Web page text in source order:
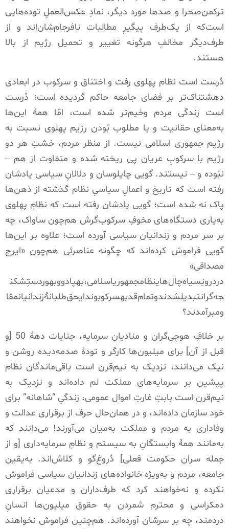
ترکمن‌صحرا و صدها مورد دیگر، نمادِ عکس‌العملِ توده‌هایی
است‌که از یک‌طرف پیگیرِ مطالبات نافرجام‌شان‌اند و از
طرف‌دیگر مخالفِ هرگونه تغییر و تحمیل رژیم از بالا
هستند.
دُرست است نظام پهلوی رفت و اختناق و سرکوب در ابعادی
دهشتناک‌تر بر فضای جامعه حاکم گردیده است؛ دُرست
است زندگی مردم وخیم‌تر شده است، امّا همۀ این‌ها
به‌معنای حقانیت و یا مطلوب بُودن رژیم پهلوی نسبت به
رژیم جمهوری اسلامی نیست. از منظر مردم، خشتِ هر دو
رژیم با سرکوبِ عریان پی ریخته شده و متفاوت از هم –
نبُوده و – نیستند.گویی چاپلوسان و دلالانِ سیاسی یادشان
رفته است که تاریخ و اعمالِ سیاسیِ نظام گذشته از ذهن‌ها
پاک نه شده است؛ گویی یادشان رفته است که نظامِ پهلوی
به‌یاری دستگاه‌های مخوفِ سرکوب‌گرش هم‌چون ساواک، چه
بر سر مردم و زندانیان سیاسی آورده است؛ علاوه بر این‌ها
گویی فراموش کرده‌اند که چگونه عناصرئی هم‌چون «ایرج
مصداقی»
دردرونِسیاه‌چال‌هاینظامجمهوریاسلامی،بهپادووبهوردستِشکن
جه‌گرانتبدیلشدندوتمام‌قدبهسرکوبوندایحق‌طلبانۀزندانیانمقا
ومبرآمدند؟
بر خلافِ هوچی‌گران و منادیان سرمایه، جنایات دهۀ
و
قبل از آن] برای میلیون‌ها کارگر و تودۀ صدمه‌دیده روشن و
نیک می‌دانند، نزدیک به نیم‌قرن است باقی‌ماندگان نظام
پیشین بر سرمایه‌های مملکت لم داده‌اند و نزدیک به
نیم‌قرن است بابتِ غارتِ اموال عمومی، زندگیِ “شاهانه” برای
خود سازمان داده‌اند، و در همان‌حال حرف از برقراری عدالت و
وفاداری به مردم و مملکت به‌میان می‌آورند! می‌دانند که
به‌مانند همۀ وابستگانِ به سیستم و نظامِ سرمایه‌داری [و از
جمله سران حکومت فعلی] دُروغ‌گو و کلاش‌اند. به‌یقین
جامعه، مردم و به‌ویژه خانواده‌های زندانیان سیاسی فراموش
نکرده و نه‌خواهند کرد که طرف‌داران و مدعیان برقراری
دمکراسی و محترم شمردن به حقوق میلیون‌ها انسانِ
دردمند، چه بر سرشان آورده‌اند. هم‌چنین فراموش نخواهند